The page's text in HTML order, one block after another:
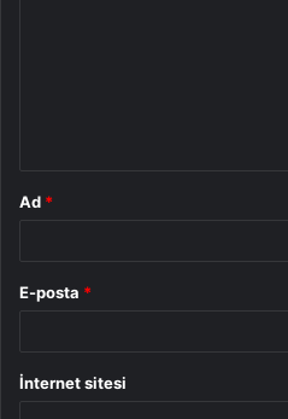
Ad *
E-posta *
İnternet sitesi